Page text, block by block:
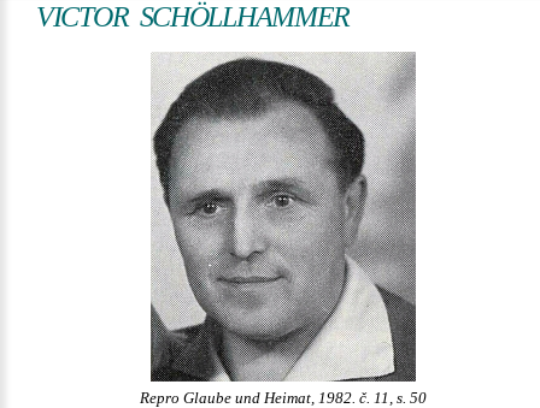
VICTOR SCHÖLLHAMMER
Repro Glaube und Heimat, 1982. č. 11, s. 50